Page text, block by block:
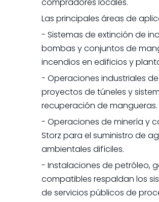
Las principales áreas de
- Sistemas de extinción de
bombas y conjuntos de
incendios en edificios y
- Operaciones industriales
proyectos de túneles y
recuperación de mangueras.
- Operaciones de minería y
Storz para el suministro de
ambientales difíciles.
- Instalaciones de petróleo,
compatibles respaldan los
de servicios públicos de